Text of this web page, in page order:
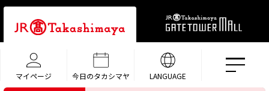
マイページ 今日のタカシマヤ LANGUAGE